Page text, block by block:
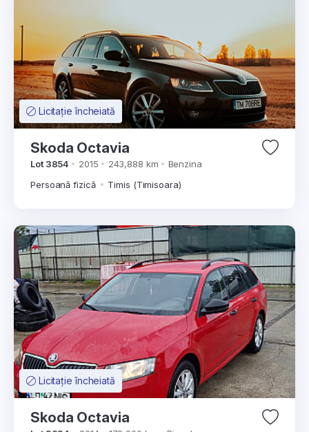
Licitație încheiată
Skoda Octavia
Lot 3854 2015 243,888 km
Benzina
Persoană fizică
Timis (Timisoara)
Licitație încheiată
Skoda Octavia